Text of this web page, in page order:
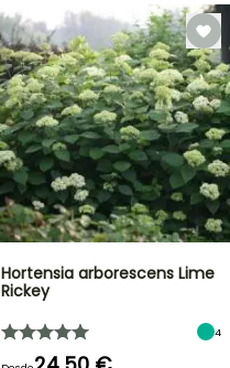
Hortensia arborescens Lime
Rickey
4